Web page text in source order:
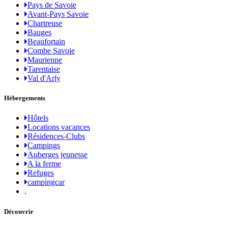
Pays de Savoie
Avant-Pays Savoie
Chartreuse
Bauges
Beaufortain
Combe Savoie
Maurienne
Tarentaise
Val d'Arly
Hébergements
Hôtels
Locations vacances
Résidences-Clubs
Campings
Auberges jeunesse
A la ferme
Refuges
campingcar
.
Découvrir